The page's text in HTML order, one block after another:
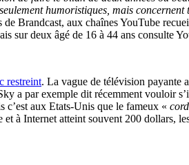
humoristiques, mais
Brandcast, aux chaînes YouTube
sur deux âgé de 16 à 44 ans consulte
restreint. La vague de télévision payante
a par exemple dit récemment vouloir
aux Etats-Unis que le fameux «
à Internet atteint souvent 200 dollars,